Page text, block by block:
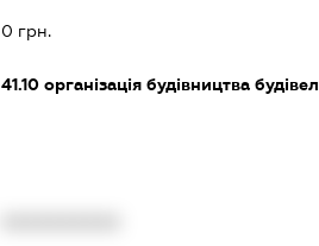
0 грн.
41.10організація будівництва